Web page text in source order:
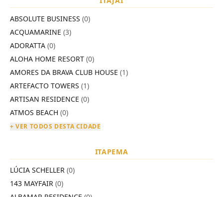
ABSOLUTE BUSINESS (0)
ACQUAMARINE (3)
ADORATTA (0)
ALOHA HOME RESORT (0)
AMORES DA BRAVA CLUB HOUSE (1)
ARTEFACTO TOWERS (1)
ARTISAN RESIDENCE (0)
ATMOS BEACH (0)
+ VER TODOS DESTA CIDADE
ITAPEMA
LÚCIA SCHELLER (0)
143 MAYFAIR (0)